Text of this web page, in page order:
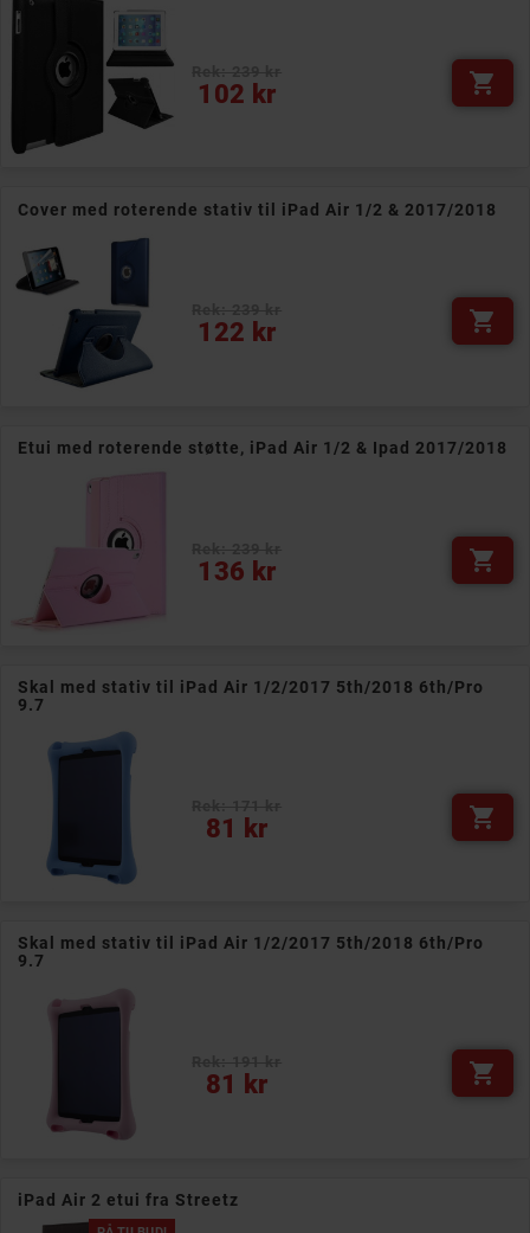
102 kr
Pris 
Cover med roterende stativ til iPad Air 1/2 & 2017/2018
122 kr
Pris 
Etui med roterende støtte, iPad Air 1/2 & Ipad 2017/2018
136 kr
Pris 
Skal med stativ til iPad Air 1/2/2017 5th/2018 6th/Pro
9.7
81 kr
Pris 
Skal med stativ til iPad Air 1/2/2017 5th/2018 6th/Pro
9.7
81 kr
Pris 
iPad Air 2 etui fra Streetz